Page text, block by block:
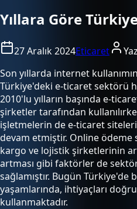
Yıllara Göre
27 Aralık 2024Eticaret
Son yıllarda internet
Türkiye'deki e-ticaret sektörü
2010'lu yılların başında e-
şirketler tarafından
işletmelerin de e-ticaret
devam etmiştir. Online
kargo ve lojistik şirketlerinin
artması gibi faktörler de
sağlamıştır. Bugün
yaşamlarında, ihtiyaçları
kullanmaktadır.